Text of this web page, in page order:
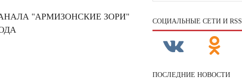
"АРМИЗОНСКИЕ ЗОРИ"
CОЦИАЛЬНЫЕ СЕТИ И RSS
ПОСЛЕДНИЕ НОВОСТИ